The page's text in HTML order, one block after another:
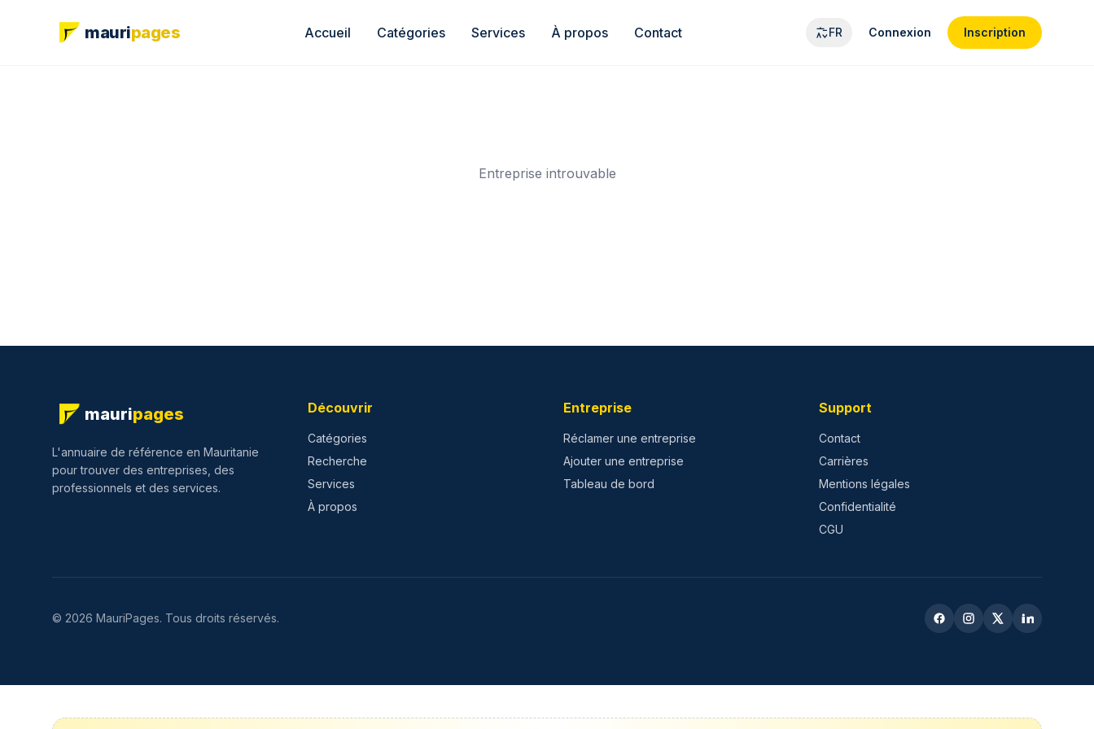
mauripages Accueil Catégories Services À propos Contact FR Connexion Inscription
Entreprise introuvable
mauripages
L'annuaire de référence en Mauritanie
pour trouver des entreprises, des
professionnels et des services.
Découvrir
Catégories
Recherche
Services
À propos
Entreprise
Réclamer une entreprise
Ajouter une entreprise
Tableau de bord
Support
Contact
Carrières
Mentions légales
Confidentialité
CGU
© 2026 MauriPages. Tous droits réservés.